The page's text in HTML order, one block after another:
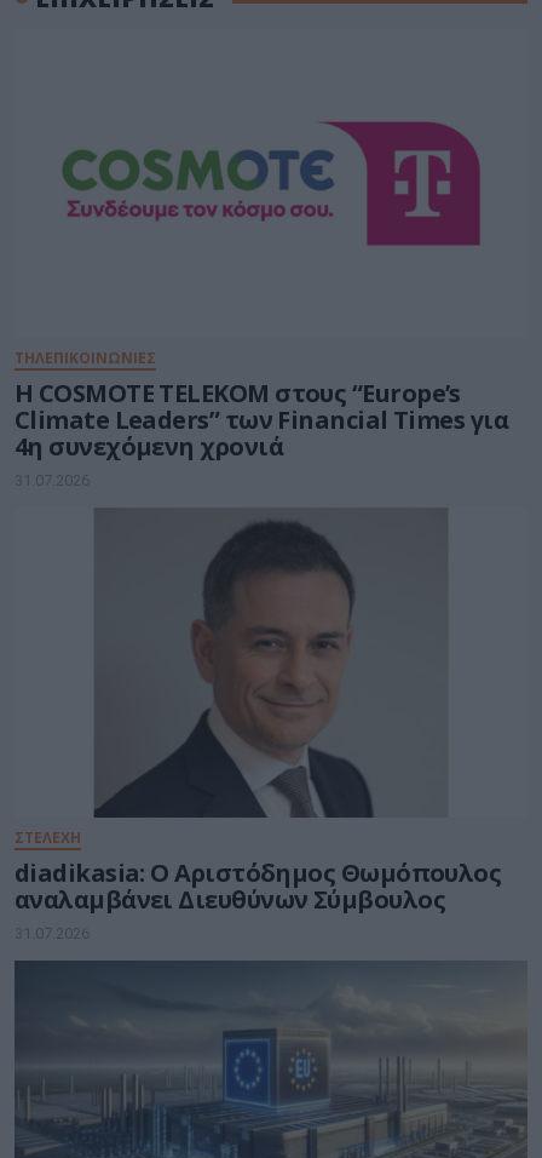
ΤΗΛΕΠΙΚΟΙΝΩΝΙΕΣ
Η COSMOTE TELEKOM στους “Europe’s
Climate Leaders” των Financial Times για
4η συνεχόμενη χρονιά
31.07.2026
ΣΤΕΛΕΧΗ
diadikasia: Ο Αριστόδημος Θωμόπουλος
αναλαμβάνει Διευθύνων Σύμβουλος
31.07.2026